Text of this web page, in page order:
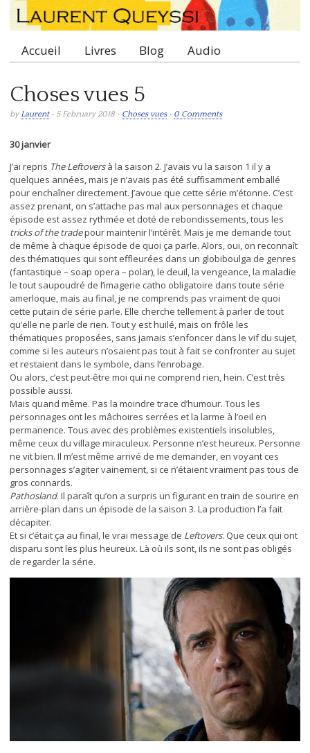
Main menu
Accueil Livres Blog Audio
Choses vues 5
byLaurent• 5 February 2018 • Choses vues• 0 Comments
30 janvier
J’ai repris The Leftoversà la saison 2. J’avais vu la saison 1 il y a
quelques années, mais je n’avais pas été suffisamment emballé
pour enchaîner directement. J’avoue que cette série m’étonne. C’est
assez prenant, on s’attache pas mal aux personnages et chaque
épisode est assez rythmée et doté de rebondissements, tous les
tricks of the tradepour maintenir l’intérêt. Mais je me demande tout
de même à chaque épisode de quoi ça parle. Alors, oui, on reconnaît
des thématiques qui sont effleurées dans un globiboulga de genres
(fantastique – soap opera – polar), le deuil, la vengeance, la maladie
le tout saupoudré de l’imagerie catho obligatoire dans toute série
amerloque, mais au final, je ne comprends pas vraiment de quoi
cette putain de série parle. Elle cherche tellement à parler de tout
qu’elle ne parle de rien. Tout y est huilé, mais on frôle les
thématiques proposées, sans jamais s’enfoncer dans le vif du sujet,
comme si les auteurs n’osaient pas tout à fait se confronter au sujet
et restaient dans le symbole, dans l’enrobage.
Ou alors, c’est peut-être moi qui ne comprend rien, hein. C’est très
possible aussi.
Mais quand même. Pas la moindre trace d’humour. Tous les
personnages ont les mâchoires serrées et la larme à l’oeil en
permanence. Tous avec des problèmes existentiels insolubles,
même ceux du village miraculeux. Personne n’est heureux. Personne
ne vit bien. Il m’est même arrivé de me demander, en voyant ces
personnages s’agiter vainement, si ce n’étaient vraiment pas tous de
gros connards.
Pathosland. Il paraît qu’on a surpris un figurant en train de sourire en
arrière-plan dans un épisode de la saison 3. La production l’a fait
décapiter.
Et si c’était ça au final, le vrai message de Leftovers. Que ceux qui ont
disparu sont les plus heureux. Là où ils sont, ils ne sont pas obligés
de regarder la série.